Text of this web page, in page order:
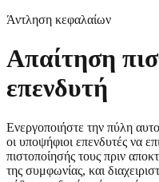
Άντληση κεφαλαίων
Απαίτηση
επενδυτή
Ενεργοποιήστε την πύλη
οι υποψήφιοι επενδυτές να
πιστοποίησής τους πριν
της συμφωνίας, και